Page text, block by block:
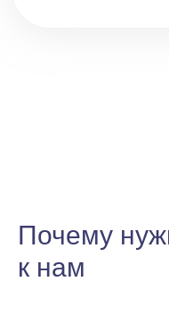
Почему
к нам